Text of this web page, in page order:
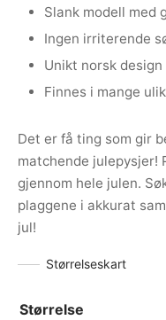
Slank modell med
Ingen irriterende
Unikt norsk
Finnes i mange
Det er få ting som gir
matchende julepysjer!
gjennom hele julen.
plaggene i akkurat
jul!
Størrelseskart
Størrelse